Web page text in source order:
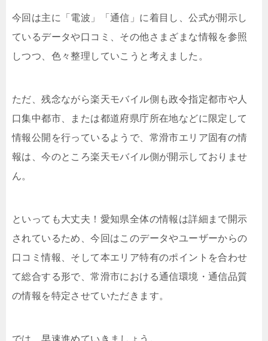
今回は主に「電波」「通信」に着目し、公式が開示し
ているデータや口コミ、その他さまざまな情報を参照
しつつ、色々整理していこうと考えました。
ただ、残念ながら楽天モバイル側も政令指定都市や人
口集中都市、または都道府県庁所在地などに限定して
情報公開を行っているようで、常滑市エリア固有の情
報は、今のところ楽天モバイル側が開示しておりませ
ん。
といっても大丈夫！愛知県全体の情報は詳細まで開示
されているため、今回はこのデータやユーザーからの
口コミ情報、そして本エリア特有のポイントを合わせ
て総合する形で、常滑市における通信環境・通信品質
の情報を特定させていただきます。